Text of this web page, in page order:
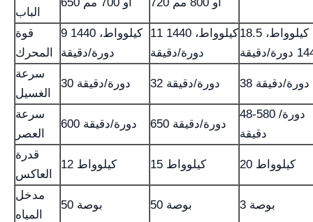
الباب
قوة
المحرك
9 كيلوواط، 1440
دورة/دقيقة
11 كيلوواط، 1440
دورة/دقيقة
18.5 كيلوواط،
دقيقة
سرعة
الغسيل
30 دورة/دقيقة 32 دورة/دقيقة 38 دورة/دقيقة
سرعة
العصر
600 دورة/دقيقة 650 دورة/دقيقة
48-580 دورة/
دقيقة
قدرة
العاكس
12 كيلوواط 15 كيلوواط 20 كيلوواط
مدخل
المياه
50 بوصة 50 بوصة 3 بوصة